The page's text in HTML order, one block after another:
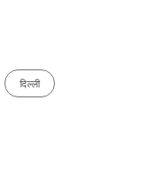
दिल्ली